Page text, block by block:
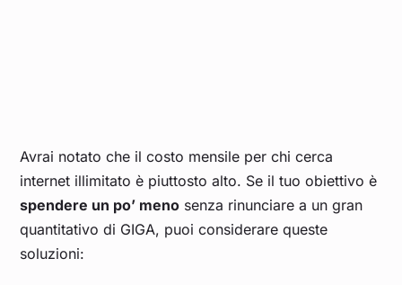
Avrai notato che il costo mensile per chi cerca
internet illimitato è piuttosto alto. Se il tuo obiettivo è
spendere un po’ meno senza rinunciare a un gran
quantitativo di GIGA, puoi considerare queste
soluzioni: